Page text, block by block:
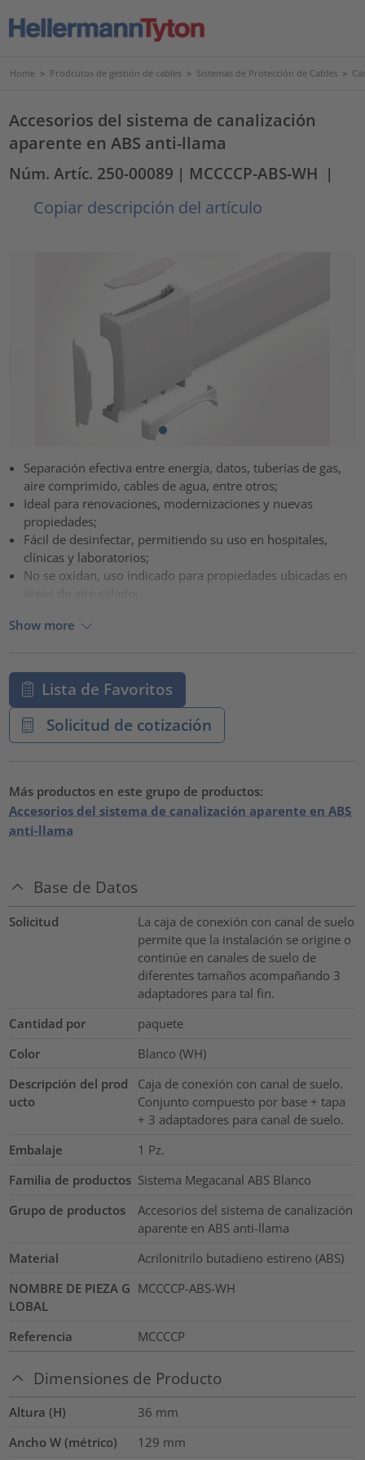
Home > Prodcutos de gestión de cables > Sistemas de Protección de Cables >
Accesorios del sistema de canalización
aparente en ABS anti-llama
Núm. Artíc. 250-00089 | MCCCCP-ABS-WH |
Copiar descripción del artículo
Separación efectiva entre energía, datos, tuberías de gas,
aire comprimido, cables de agua, entre otros;
Ideal para renovaciones, modernizaciones y nuevas
propiedades;
Fácil de desinfectar, permitiendo su uso en hospitales,
clínicas y laboratorios;
No se oxidan, uso indicado para propiedades ubicadas en
Show more
Lista de Favoritos
Solicitud de cotización
Más productos en este grupo de productos:
Accesorios del sistema de canalización aparente en ABS
anti-llama
Base de Datos
Solicitud
La caja de conexión con canal de suelo
permite que la instalación se origine o
continúe en canales de suelo de
diferentes tamaños acompañando 3
adaptadores para tal fin.
Cantidad por
paquete
Color
Blanco (WH)
Descripción del prod
ucto
Caja de conexión con canal de suelo.
Conjunto compuesto por base + tapa
+ 3 adaptadores para canal de suelo.
Embalaje
1 Pz.
Familia de productos Sistema Megacanal ABS Blanco
Grupo de productos
Accesorios del sistema de canalización
aparente en ABS anti-llama
Material
Acrilonitrilo butadieno estireno (ABS)
NOMBRE DE PIEZA G
LOBAL
MCCCCP-ABS-WH
Referencia MCCCCP
Dimensiones de Producto
Altura (H) 36 mm
Ancho W (métrico)
129 mm